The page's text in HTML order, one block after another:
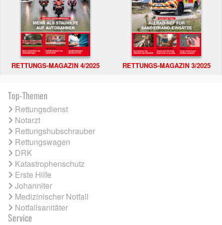
RETTUNGS-MAGAZIN 4/2025 RETTUNGS-MAGAZIN 3/2025
Top-Themen
Rettungsdienst
Notarzt
Rettungshubschrauber
Rettungswagen
DRK
Katastrophenschutz
Erste Hilfe
Johanniter
Medizinischer Notfall
Notfallsanitäter
Service